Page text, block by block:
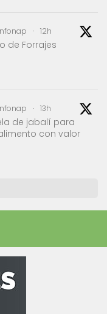
· 12h
de Forrajes
· 13h
de jabalí para
con valor